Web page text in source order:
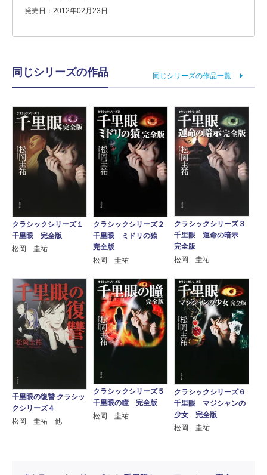
発売日：2012年02月23日
同じシリーズの作品 同じシリーズの作品一覧
クラシックシリーズ１
千里眼 完全版
松岡 圭祐
クラシックシリーズ２
千里眼 ミドリの猿
完全版
松岡 圭祐
クラシックシリーズ３
千里眼 運命の暗示
完全版
松岡 圭祐
千里眼の復讐 クラシッ
クシリーズ４
松岡 圭祐 他
クラシックシリーズ５
千里眼の瞳 完全版
松岡 圭祐
クラシックシリーズ６
千里眼 マジシャンの
少女 完全版
松岡 圭祐